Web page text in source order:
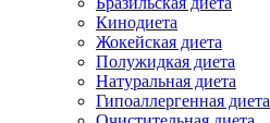
Кинодиета
Жокейская диета
Полужидкая диета
Натуральная диета
Гипоаллергенная диета